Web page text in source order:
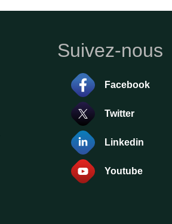
Suivez-nous
Facebook
Twitter
Linkedin
Youtube